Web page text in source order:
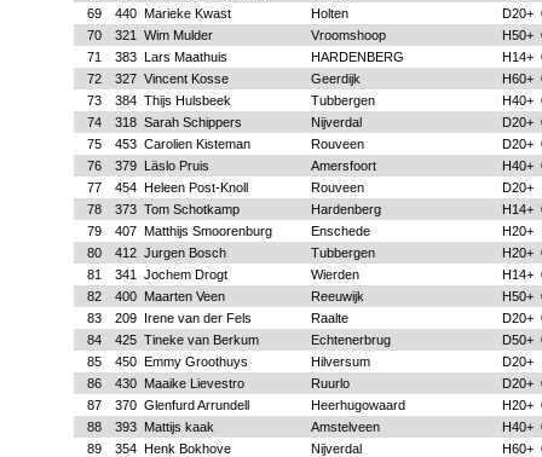
69
440 Marieke Kwast Holten D20+
70
321 Wim Mulder Vroomshoop H50+
71
383 Lars Maathuis HARDENBERG H14+
72
327 Vincent Kosse Geerdijk H60+
73
384 Thijs Hulsbeek Tubbergen H40+
74
318 Sarah Schippers Nijverdal D20+
75
453 Carolien Kisteman Rouveen D20+
76
379 Läslo Pruis Amersfoort H40+
77
454 Heleen Post-Knoll Rouveen D20+
78
373 Tom Schotkamp Hardenberg H14+
79
407 Matthijs Smoorenburg Enschede
H20+
80
412 Jurgen Bosch Tubbergen H20+
81
341 Jochem Drogt Wierden H14+
82
400 Maarten Veen Reeuwijk H50+
83
209 Irene van der Fels Raalte D20+
84
425 Tineke van Berkum Echtenerbrug D50+
85
450 Emmy Groothuys Hilversum D20+
86
430 Maaike Lievestro Ruurlo D20+
87
370 Glenfurd Arrundell Heerhugowaard H20+
88
393 Mattijs kaak Amstelveen H40+
89
354 Henk Bokhove Nijverdal H60+